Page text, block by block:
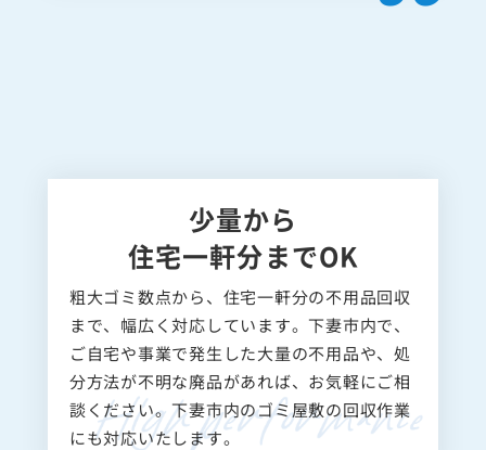
少量から
住宅一軒分までOK
粗大ゴミ数点から、住宅一軒分の不用品回収
まで、幅広く対応しています。下妻市内で、
ご自宅や事業で発生した大量の不用品や、処
分方法が不明な廃品があれば、お気軽にご相
談ください。下妻市内のゴミ屋敷の回収作業
にも対応いたします。